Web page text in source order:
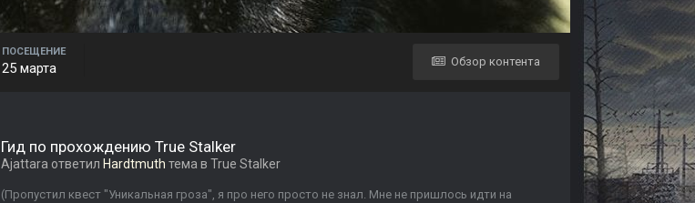
Обзор контента
ПОСЕЩЕНИЕ
25 марта
Гид по прохождению True Stalker
Ajattara ответил Hardtmuth тема в True Stalker
(Пропустил квест "Уникальная гроза", я про него просто не знал. Мне не пришлось идти на